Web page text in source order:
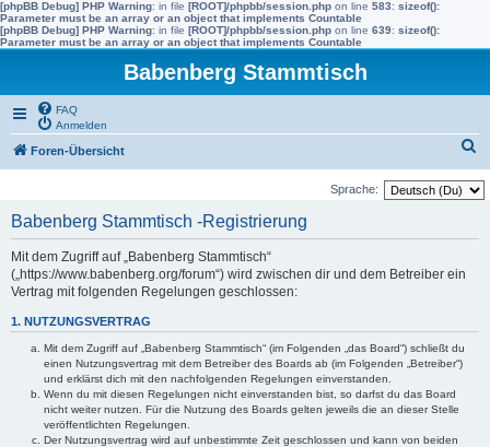
[phpBB Debug] PHP Warning: in file [ROOT]/phpbb/session.php on line 583: sizeof():
Parameter must be an array or an object that implements Countable
[phpBB Debug] PHP Warning: in file [ROOT]/phpbb/session.php on line 639: sizeof():
Parameter must be an array or an object that implements Countable
Babenberg Stammtisch
FAQ
Anmelden
Foren-Übersicht
c
Sprache:
Babenberg Stammtisch -Registrierung
Mit dem Zugriff auf „Babenberg Stammtisch“
(„https://www.babenberg.org/forum“) wird zwischen dir und dem Betreiber ein
Vertrag mit folgenden Regelungen geschlossen:
1. NUTZUNGSVERTRAG
Mit dem Zugriff auf „Babenberg Stammtisch“ (im Folgenden „das Board“) schließt du
einen Nutzungsvertrag mit dem Betreiber des Boards ab (im Folgenden „Betreiber“)
und erklärst dich mit den nachfolgenden Regelungen einverstanden.
Wenn du mit diesen Regelungen nicht einverstanden bist, so darfst du das Board
nicht weiter nutzen. Für die Nutzung des Boards gelten jeweils die an dieser Stelle
veröffentlichten Regelungen.
Der Nutzungsvertrag wird auf unbestimmte Zeit geschlossen und kann von beiden